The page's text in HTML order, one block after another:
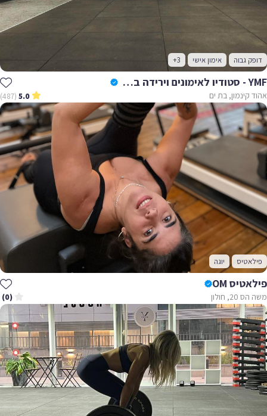
דופק גבוה אימון אישי +3
YMF - סטודיו לאימונים וירידה במשקל
אהוד קינמון, בת ים 5.0
(487)
פילאטיס יוגה
פילאטיס OM
משה הס 20, חולון (0)